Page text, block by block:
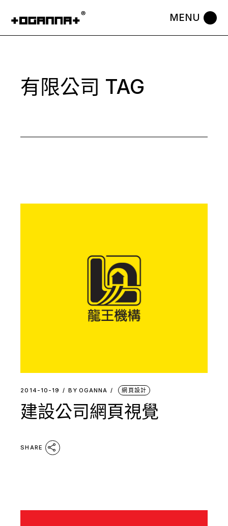
the
有限公司 TAG
2014-10-19 BY OGANNA 網頁設計
建設公司網頁視覺
SHARE